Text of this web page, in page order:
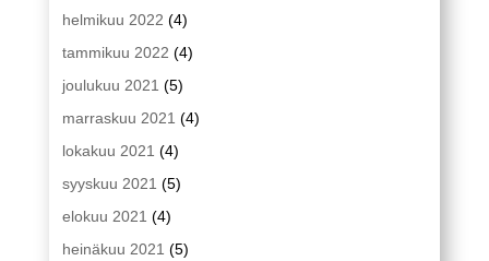
helmikuu 2022 (4)
tammikuu 2022 (4)
joulukuu 2021 (5)
marraskuu 2021 (4)
lokakuu 2021 (4)
syyskuu 2021 (5)
elokuu 2021 (4)
heinäkuu 2021 (5)